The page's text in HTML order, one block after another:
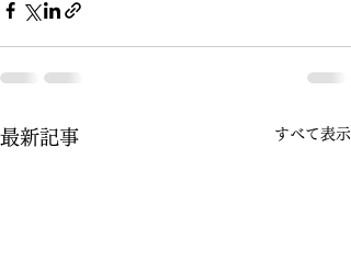
最新記事 すべて表示